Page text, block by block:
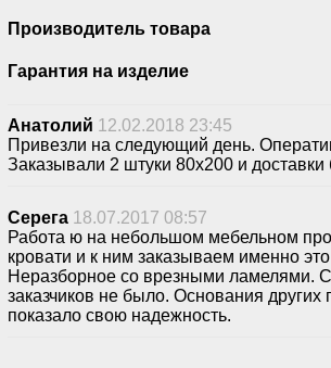
Производитель товара
Гарантия на изделие
Анатолий 12.02.2018 23:45
Привезли на следующий день.
Заказывали 2 штуки 80х200 и
Серега 18.07.2017 08:57
Работа ю на небольшом мебельном
кровати и к ним заказываем именно
Неразборное со врезными ламелями.
заказчиков не было. Основания других
показало свою надежность.